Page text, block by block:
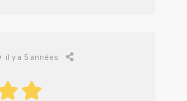
il y a 5 années